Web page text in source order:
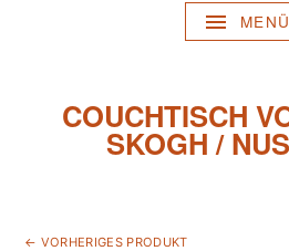
MENÜ
COUCHTISCH
SKOGH /
← VORHERIGES PRODUKT